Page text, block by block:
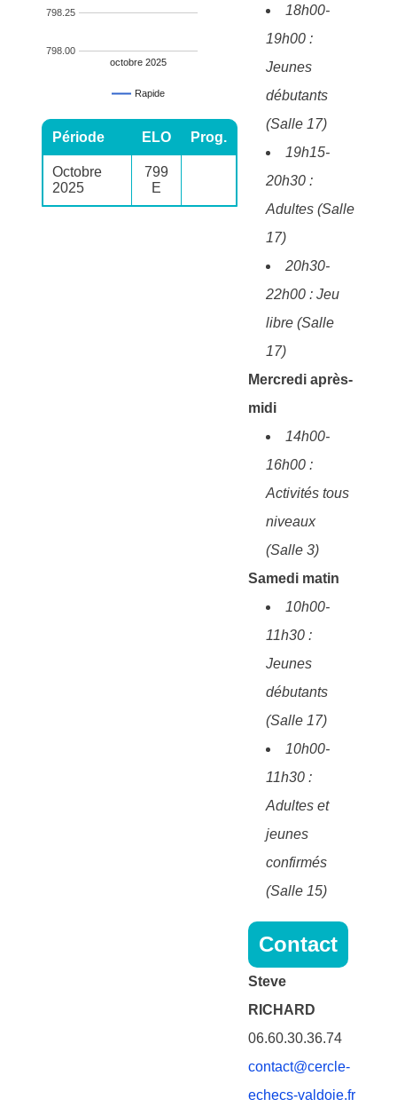
Rapide
octobre 2025
798.00
798.25
Période ELO Prog.
Octobre
2025
799
E
18h00-
19h00 :
Jeunes
débutants
(Salle 17)
19h15-
20h30 :
Adultes (Salle
17)
20h30-
22h00 : Jeu
libre (Salle
17)
Mercredi après-
midi
14h00-
16h00 :
Activités tous
niveaux
(Salle 3)
Samedi matin
10h00-
11h30 :
Jeunes
débutants
(Salle 17)
10h00-
11h30 :
Adultes et
jeunes
confirmés
(Salle 15)
Contact
Steve
RICHARD
06.60.30.36.74
contact@cercle-
echecs-valdoie.fr